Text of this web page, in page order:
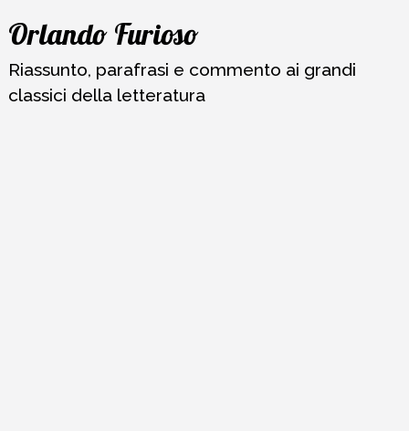
Vai
contenuto
Orlando Furioso
Riassunto, parafrasi e commento ai grandi
classici della letteratura